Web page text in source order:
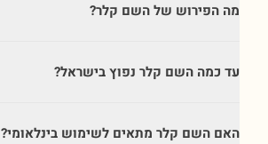
מה הפירוש של השם קלר?
עד כמה השם קלר נפוץ בישראל?
האם השם קלר מתאים לשימוש בינלאומי?